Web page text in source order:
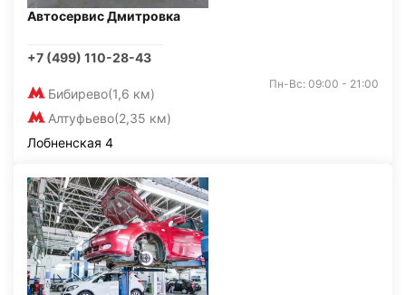
Автосервис Дмитровка
+7 (499) 110-28-43
Бибирево(1,6 км)
Алтуфьево(2,35 км)
Пн-Вс: 09:00 - 21:00
Лобненская 4